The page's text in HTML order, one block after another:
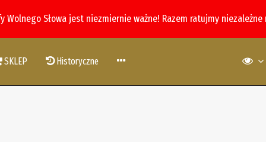
Wolnego Słowa jest niezmiernie ważne! Razem ratujmy
SKLEP Historyczne